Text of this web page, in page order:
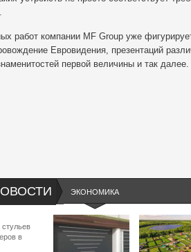
работ компании MF Group уже
Евровидения, презентаций
первой величины и так далее.
ЭКОНОМИКА
стульев
в